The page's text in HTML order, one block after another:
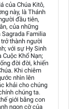
của Chúa Kitô,
này, là Thánh
đầu tiên,
của những
Familia
thành người
với sự Hy Sinh
Khổ Nạn;
đời đời, khiến
Khi chiêm
nhìn lên
khải cho chúng
chúng ta.
giới bằng con
ngọn cờ của